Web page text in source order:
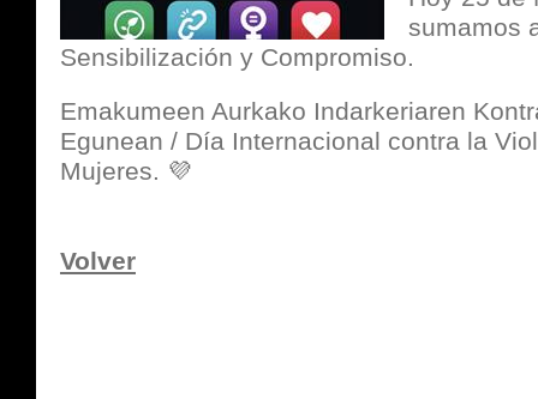
sumamos
Sensibilización y Compromiso.
Emakumeen Aurkako Indarkeriaren
Egunean / Día Internacional contra la
Mujeres. 💜
Volver